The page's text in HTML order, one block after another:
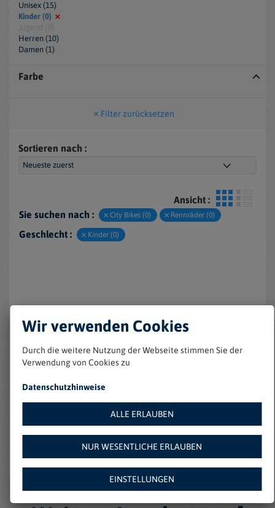
Unisex (15)
Kinder (0)
Herren (10)
Damen (1)
Farbe
Filter zurücksetzen
Sortieren nach :
Ansicht :
Sie suchen nach :
City Bikes (0) Rennräder (0)
Geschlecht : Kinder (0)
Keine Einträge gefunden
Wir verwenden Cookies
Durch die weitere Nutzung der Webseite stimmen Sie der
Verwendung von Cookies zu
Datenschutzhinweise
ALLE ERLAUBEN
NUR WESENTLICHE ERLAUBEN
EINSTELLUNGEN